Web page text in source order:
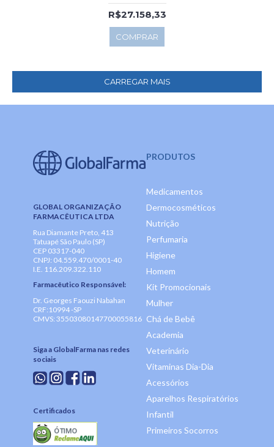
R$27.158,33
COMPRAR
CARREGAR MAIS
GLOBAL ORGANIZAÇÃO
FARMACÊUTICA LTDA
Rua Diamante Preto, 413
Tatuapé São Paulo (SP)
CEP 03317-040
CNPJ: 04.559.470/0001-40
I.E. 116.209.322.110
Farmacêutico Responsável:
Dr. Georges Faouzi Nabahan
CRF:10994 -SP
CMVS: 35503080147700055816
Siga a GlobalFarma nas redes
sociais
Certificados
PRODUTOS
Medicamentos
Dermocosméticos
Nutrição
Perfumaria
Higiene
Homem
Kit Promocionais
Mulher
Chá de Bebê
Academia
Veterinário
Vitaminas Dia-Dia
Acessórios
Aparelhos Respiratórios
Infantil
Primeiros Socorros